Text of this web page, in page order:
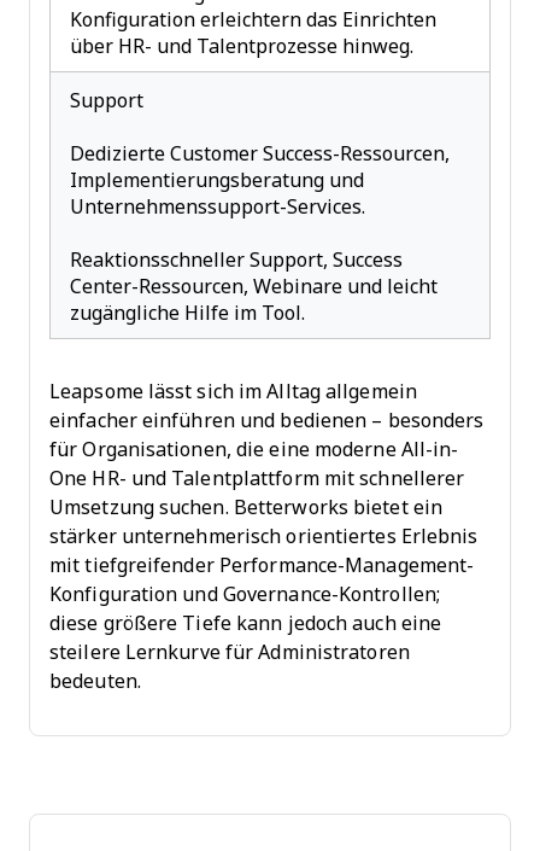
Konfiguration erleichtern das Einrichten
über HR- und Talentprozesse hinweg.
Support
Dedizierte Customer Success-Ressourcen,
Implementierungsberatung und
Unternehmenssupport-Services.
Reaktionsschneller Support, Success
Center-Ressourcen, Webinare und leicht
zugängliche Hilfe im Tool.
Leapsome lässt sich im Alltag allgemein
einfacher einführen und bedienen – besonders
für Organisationen, die eine moderne All-in-
One HR- und Talentplattform mit schnellerer
Umsetzung suchen. Betterworks bietet ein
stärker unternehmerisch orientiertes Erlebnis
mit tiefgreifender Performance-Management-
Konfiguration und Governance-Kontrollen;
diese größere Tiefe kann jedoch auch eine
steilere Lernkurve für Administratoren
bedeuten.